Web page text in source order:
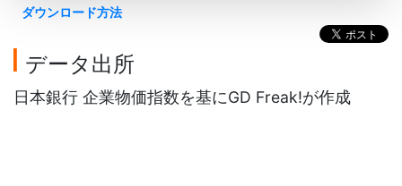
ダウンロード方法
データ出所
日本銀行 企業物価指数を基にGD Freak!が作成